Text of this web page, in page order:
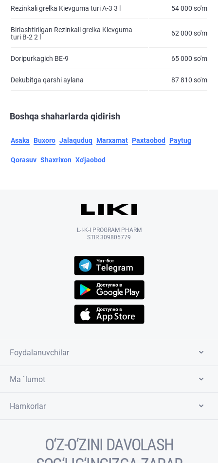
Rezinkali grelka Kievguma turi A-3 3 l 54 000 so'm
Birlashtirilgan Rezinkali grelka Kievguma
turi B-2 2 l
62 000 so'm
Doripurkagich BE-9 65 000 so'm
Dekubitga qarshi aylana 87 810 so'm
Boshqa shaharlarda qidirish
Asaka Buxoro Jalaquduq Marxamat Paxtaobod Paytug
Qorasuv Shaxrixon Xo'jaobod
L-I-K-I PROGRAM PHARM
STIR 309805779
Foydalanuvchilar
Ma `lumot
Hamkorlar
O‘Z-O‘ZINI DAVOLASH